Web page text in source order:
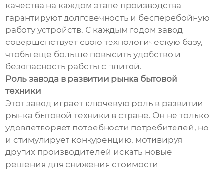
качества на каждом этапе производства
гарантируют долговечность и бесперебойную
работу устройств. С каждым годом завод
совершенствует свою технологическую базу,
чтобы еще больше повысить удобство и
безопасность работы с плитой.
Роль завода в развитии рынка бытовой
техники
Этот завод играет ключевую роль в развитии
рынка бытовой техники в стране. Он не только
удовлетворяет потребности потребителей, но
и стимулирует конкуренцию, мотивируя
других производителей искать новые
решения для снижения стоимости